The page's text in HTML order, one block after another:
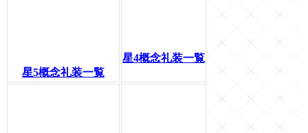
星5概念礼装一覧
星4概念礼装一覧